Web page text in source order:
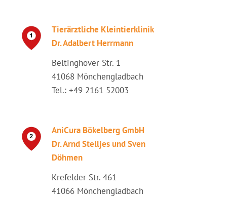
Tierärztliche Kleintierklinik
Dr. Adalbert Herrmann
Beltinghover Str. 1
41068 Mönchengladbach
Tel.: +49 2161 52003
AniCura Bökelberg GmbH
Dr. Arnd Stelljes und Sven
Döhmen
Krefelder Str. 461
41066 Mönchengladbach